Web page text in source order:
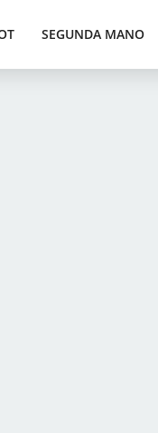
SEGUNDA MANO